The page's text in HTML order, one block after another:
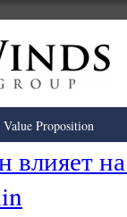
Value Proposition
влияет